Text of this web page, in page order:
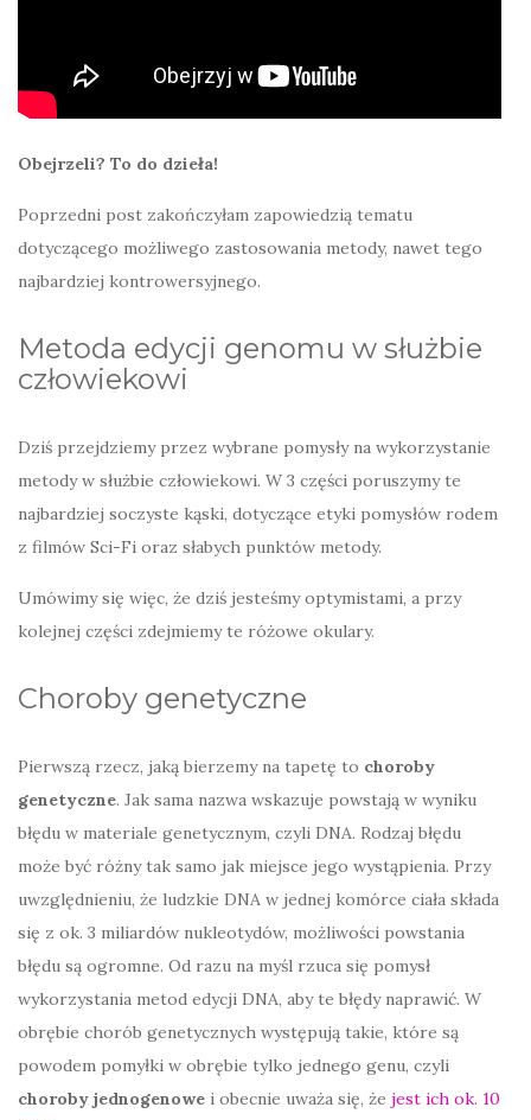
Obejrzeli? To do dzieła!
Poprzedni post zakończyłam zapowiedzią tematu
dotyczącego możliwego zastosowania metody, nawet tego
najbardziej kontrowersyjnego.
Metoda edycji genomu w służbie
człowiekowi
Dziś przejdziemy przez wybrane pomysły na wykorzystanie
metody w służbie człowiekowi. W 3 części poruszymy te
najbardziej soczyste kąski, dotyczące etyki pomysłów rodem
z filmów Sci-Fi oraz słabych punktów metody.
Umówimy się więc, że dziś jesteśmy optymistami, a przy
kolejnej części zdejmiemy te różowe okulary.
Choroby genetyczne
Pierwszą rzecz, jaką bierzemy na tapetę to choroby
genetyczne. Jak sama nazwa wskazuje powstają w wyniku
błędu w materiale genetycznym, czyli DNA. Rodzaj błędu
może być różny tak samo jak miejsce jego wystąpienia. Przy
uwzględnieniu, że ludzkie DNA w jednej komórce ciała składa
się z ok. 3 miliardów nukleotydów, możliwości powstania
błędu są ogromne. Od razu na myśl rzuca się pomysł
wykorzystania metod edycji DNA, aby te błędy naprawić. W
obrębie chorób genetycznych występują takie, które są
powodem pomyłki w obrębie tylko jednego genu, czyli
choroby jednogenowe i obecnie uważa się, że jest ich ok. 10